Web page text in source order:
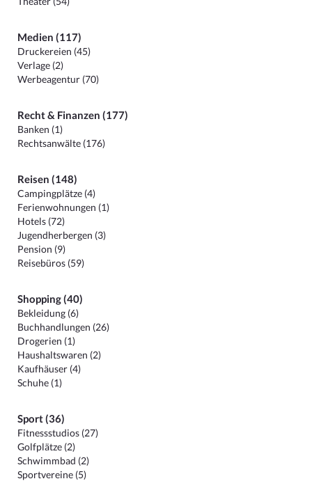
Medien (117)
Druckereien (45)
Verlage (2)
Werbeagentur (70)
Recht & Finanzen (177)
Banken (1)
Rechtsanwälte (176)
Reisen (148)
Campingplätze (4)
Ferienwohnungen (1)
Hotels (72)
Jugendherbergen (3)
Pension (9)
Reisebüros (59)
Shopping (40)
Bekleidung (6)
Buchhandlungen (26)
Drogerien (1)
Haushaltswaren (2)
Kaufhäuser (4)
Schuhe (1)
Sport (36)
Fitnessstudios (27)
Golfplätze (2)
Schwimmbad (2)
Sportvereine (5)